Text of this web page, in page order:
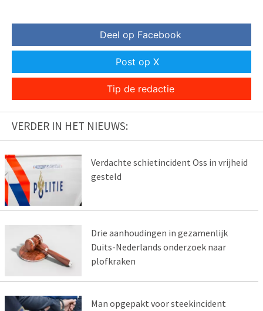
Deel op Facebook
Post op X
Tip de redactie
VERDER IN HET NIEUWS:
Verdachte schietincident Oss in vrijheid
gesteld
Drie aanhoudingen in gezamenlijk
Duits-Nederlands onderzoek naar
plofkraken
Man opgepakt voor steekincident